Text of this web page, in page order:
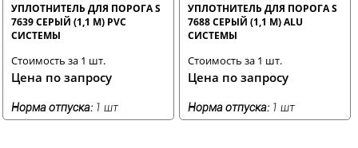
УПЛОТНИТЕЛЬ ДЛЯ ПОРОГА S
7639 СЕРЫЙ (1,1 М) PVC
СИСТЕМЫ
Стоимость за 1 шт.
Цена по запросу
Норма отпуска: 1 шт
УПЛОТНИТЕЛЬ ДЛЯ ПОРОГА S
7688 СЕРЫЙ (1,1 М) ALU
СИСТЕМЫ
Стоимость за 1 шт.
Цена по запросу
Норма отпуска: 1 шт